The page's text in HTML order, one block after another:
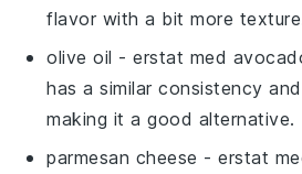
flavor with a bit more
olive oil - erstat med
has a similar consistency
making it a good alternative.
parmesan cheese - erstat